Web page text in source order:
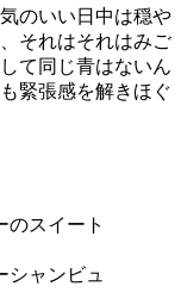
のいい日中は穏や
それはそれはみご
て同じ青はないん
緊張感を解きほぐ